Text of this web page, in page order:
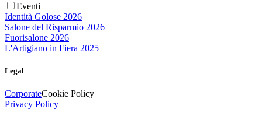
Eventi
Identità Golose 2026
Salone del Risparmio 2026
Fuorisalone 2026
L'Artigiano in Fiera 2025
Legal
CorporateCookie Policy
Privacy Policy